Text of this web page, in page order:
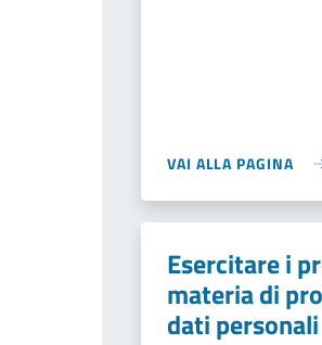
VAI ALLA PAGINA
Esercitare i
materia di
dati personali